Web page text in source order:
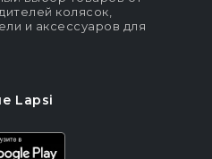
колясок,
и аксессуаров для
Lapsi